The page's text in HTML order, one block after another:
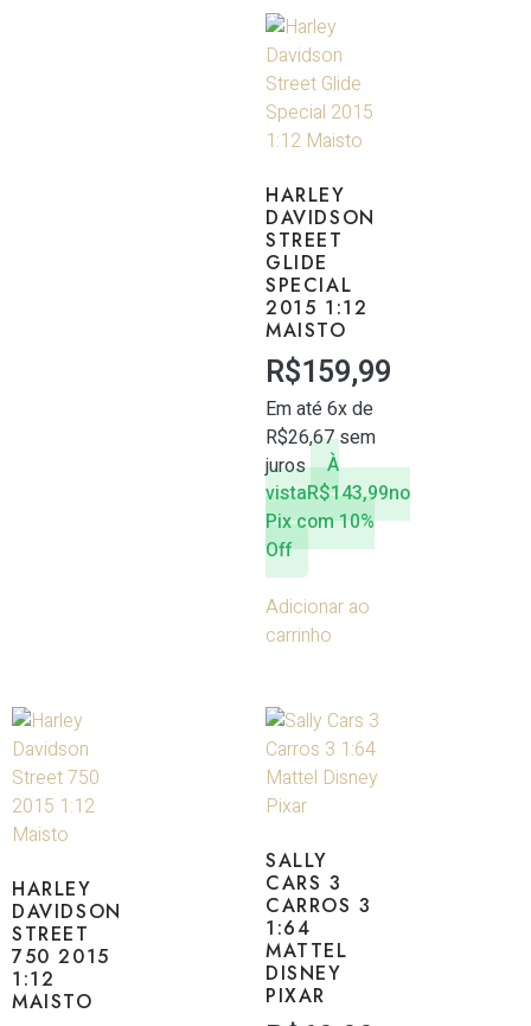
HARLEY
DAVIDSON
STREET
GLIDE
SPECIAL
2015 1:12
MAISTO
R$159,99
Em até 6x de
R$26,67sem
juros
À
vistaR$143,99no
Pix com 10%
Off
Adicionar ao
carrinho
HARLEY
DAVIDSON
STREET
750 2015
1:12
MAISTO
SALLY
CARS 3
CARROS 3
1:64
MATTEL
DISNEY
PIXAR